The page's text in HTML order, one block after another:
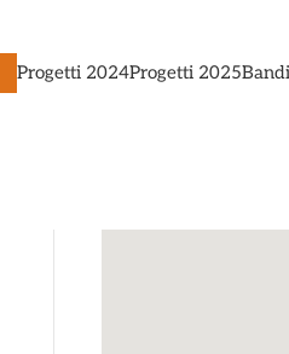
Progetti 2024Progetti 2025